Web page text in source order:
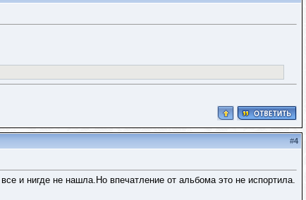
#4
и нигде не нашла.Но впечатление от альбома это не испортила.